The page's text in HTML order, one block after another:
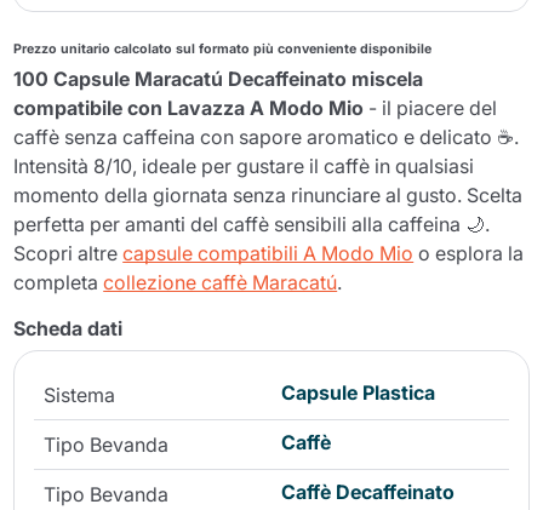
Prezzo unitario calcolato sul formato più conveniente disponibile
100 Capsule Maracatú Decaffeinato miscela
compatibile con Lavazza A Modo Mio - il piacere del
caffè senza caffeina con sapore aromatico e delicato ☕.
Intensità 8/10, ideale per gustare il caffè in qualsiasi
momento della giornata senza rinunciare al gusto. Scelta
perfetta per amanti del caffè sensibili alla caffeina 🌙.
Scopri altrecapsule compatibili A Modo Mio o esplora la
completacollezione caffè Maracatú.
Scheda dati
Sistema Capsule Plastica
Tipo Bevanda Caffè
Tipo Bevanda Caffè Decaffeinato